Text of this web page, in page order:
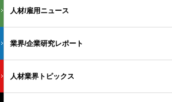
人材/雇用ニュース
業界/企業研究レポート
人材業界トピックス